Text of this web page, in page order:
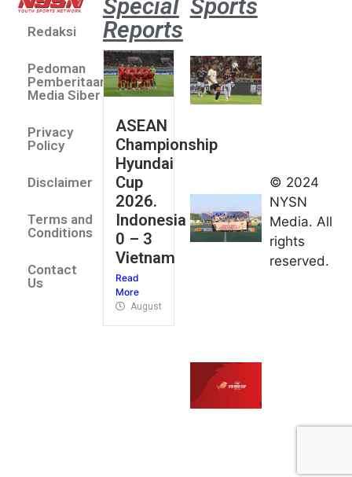
Redaksi
Pedoman
Pemberitaan
Media Siber
Privacy
Policy
Disclaimer
Terms and
Conditions
Contact
Us
Special
Reports
ASEAN
Championship
Hyundai
Cup
2026.
Indonesia
0 – 3
Vietnam
Read
More
August 4, 2026
Sports
umum
Kejurnas
Panahan
Junior di
Kudus
grup
© 2024
NYSN
Media. All
rights
reserved.